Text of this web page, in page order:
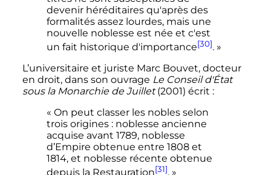
devenir héréditaires qu'après des
formalités assez lourdes, mais une
nouvelle noblesse est née et c'est
un fait historique d'importance[30]. »
L’universitaire et juriste Marc Bouvet, docteur
en droit, dans son ouvrage Le Conseil d'État
sous la Monarchie de Juillet(2001) écrit :
« On peut classer les nobles selon
trois origines : noblesse ancienne
acquise avant 1789, noblesse
d’Empire obtenue entre 1808 et
1814, et noblesse récente obtenue
depuis la Restauration[31]. »